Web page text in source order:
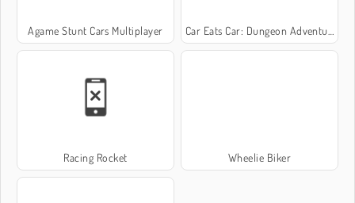
Agame Stunt Cars Multiplayer Car Eats Car: Dungeon Adventure
Racing Rocket Wheelie Biker